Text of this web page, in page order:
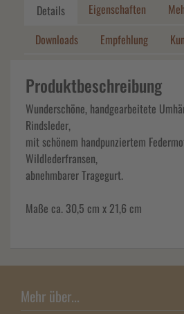
Details Eigenschaften
Downloads
Empfehlung
Produktbeschreibung
Wunderschöne, handgearbeitete
Rindsleder,
mit schönem handpunziertem
Wildlederfransen,
abnehmbarer Tragegurt.
Maße ca. 30,5 cm x 21,6 cm
Mehr über...